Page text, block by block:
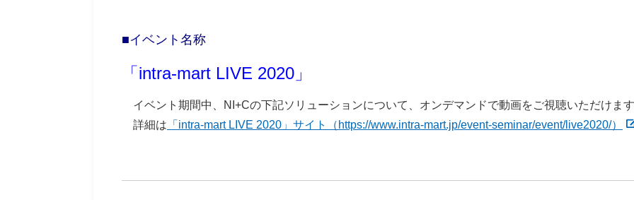
■イベント名称
「intra-mart LIVE 2020」
イベント期間中、NI+Cの下記ソリューションについて、オンデマンドで動画をご視聴いただけま
詳細は 「intra-mart LIVE 2020」サイト（https://www.intra-mart.jp/event-seminar/event/live2020/）